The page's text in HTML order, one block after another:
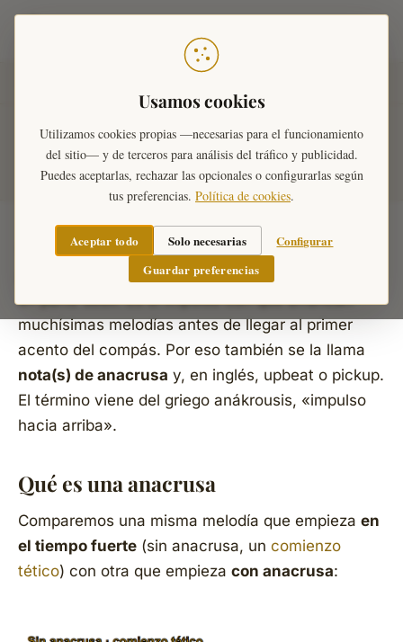
Usamos cookies
Utilizamos cookies propias —necesarias para el funcionamiento
del sitio— y de terceros para análisis del tráfico y publicidad.
Puedes aceptarlas, rechazar las opcionales o configurarlas según
tus preferencias. Política de cookies.
Aceptar todo Solo necesarias
Configurar
Guardar preferencias
La anacrusa
anacrusa es la nota o grupo de notas que
preceden al primer tiempo fuerte
en parte débil. Es el impulso con que arrancan
muchísimas melodíasantesde llegar al primer
acento del compás. Por eso también se la llama
nota(s) de anacrusa y, en inglés, upbeat o pickup.
El término viene del griego anákrousis, «impulso
hacia arriba».
Qué es una anacrusa
Comparemos una misma melodía que empieza en
el tiempo fuerte (sin anacrusa, un comienzo
tético) con otra que empieza con anacrusa: